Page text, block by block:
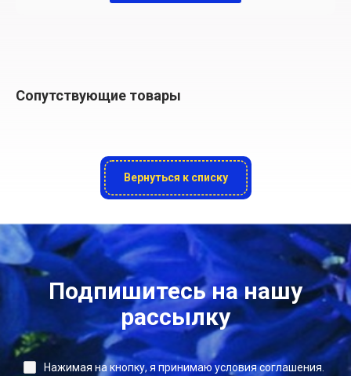
Сопутствующие товары
Вернуться к списку
Подпишитесь на нашу
рассылку
Нажимая на кнопку, я принимаю условия соглашения.